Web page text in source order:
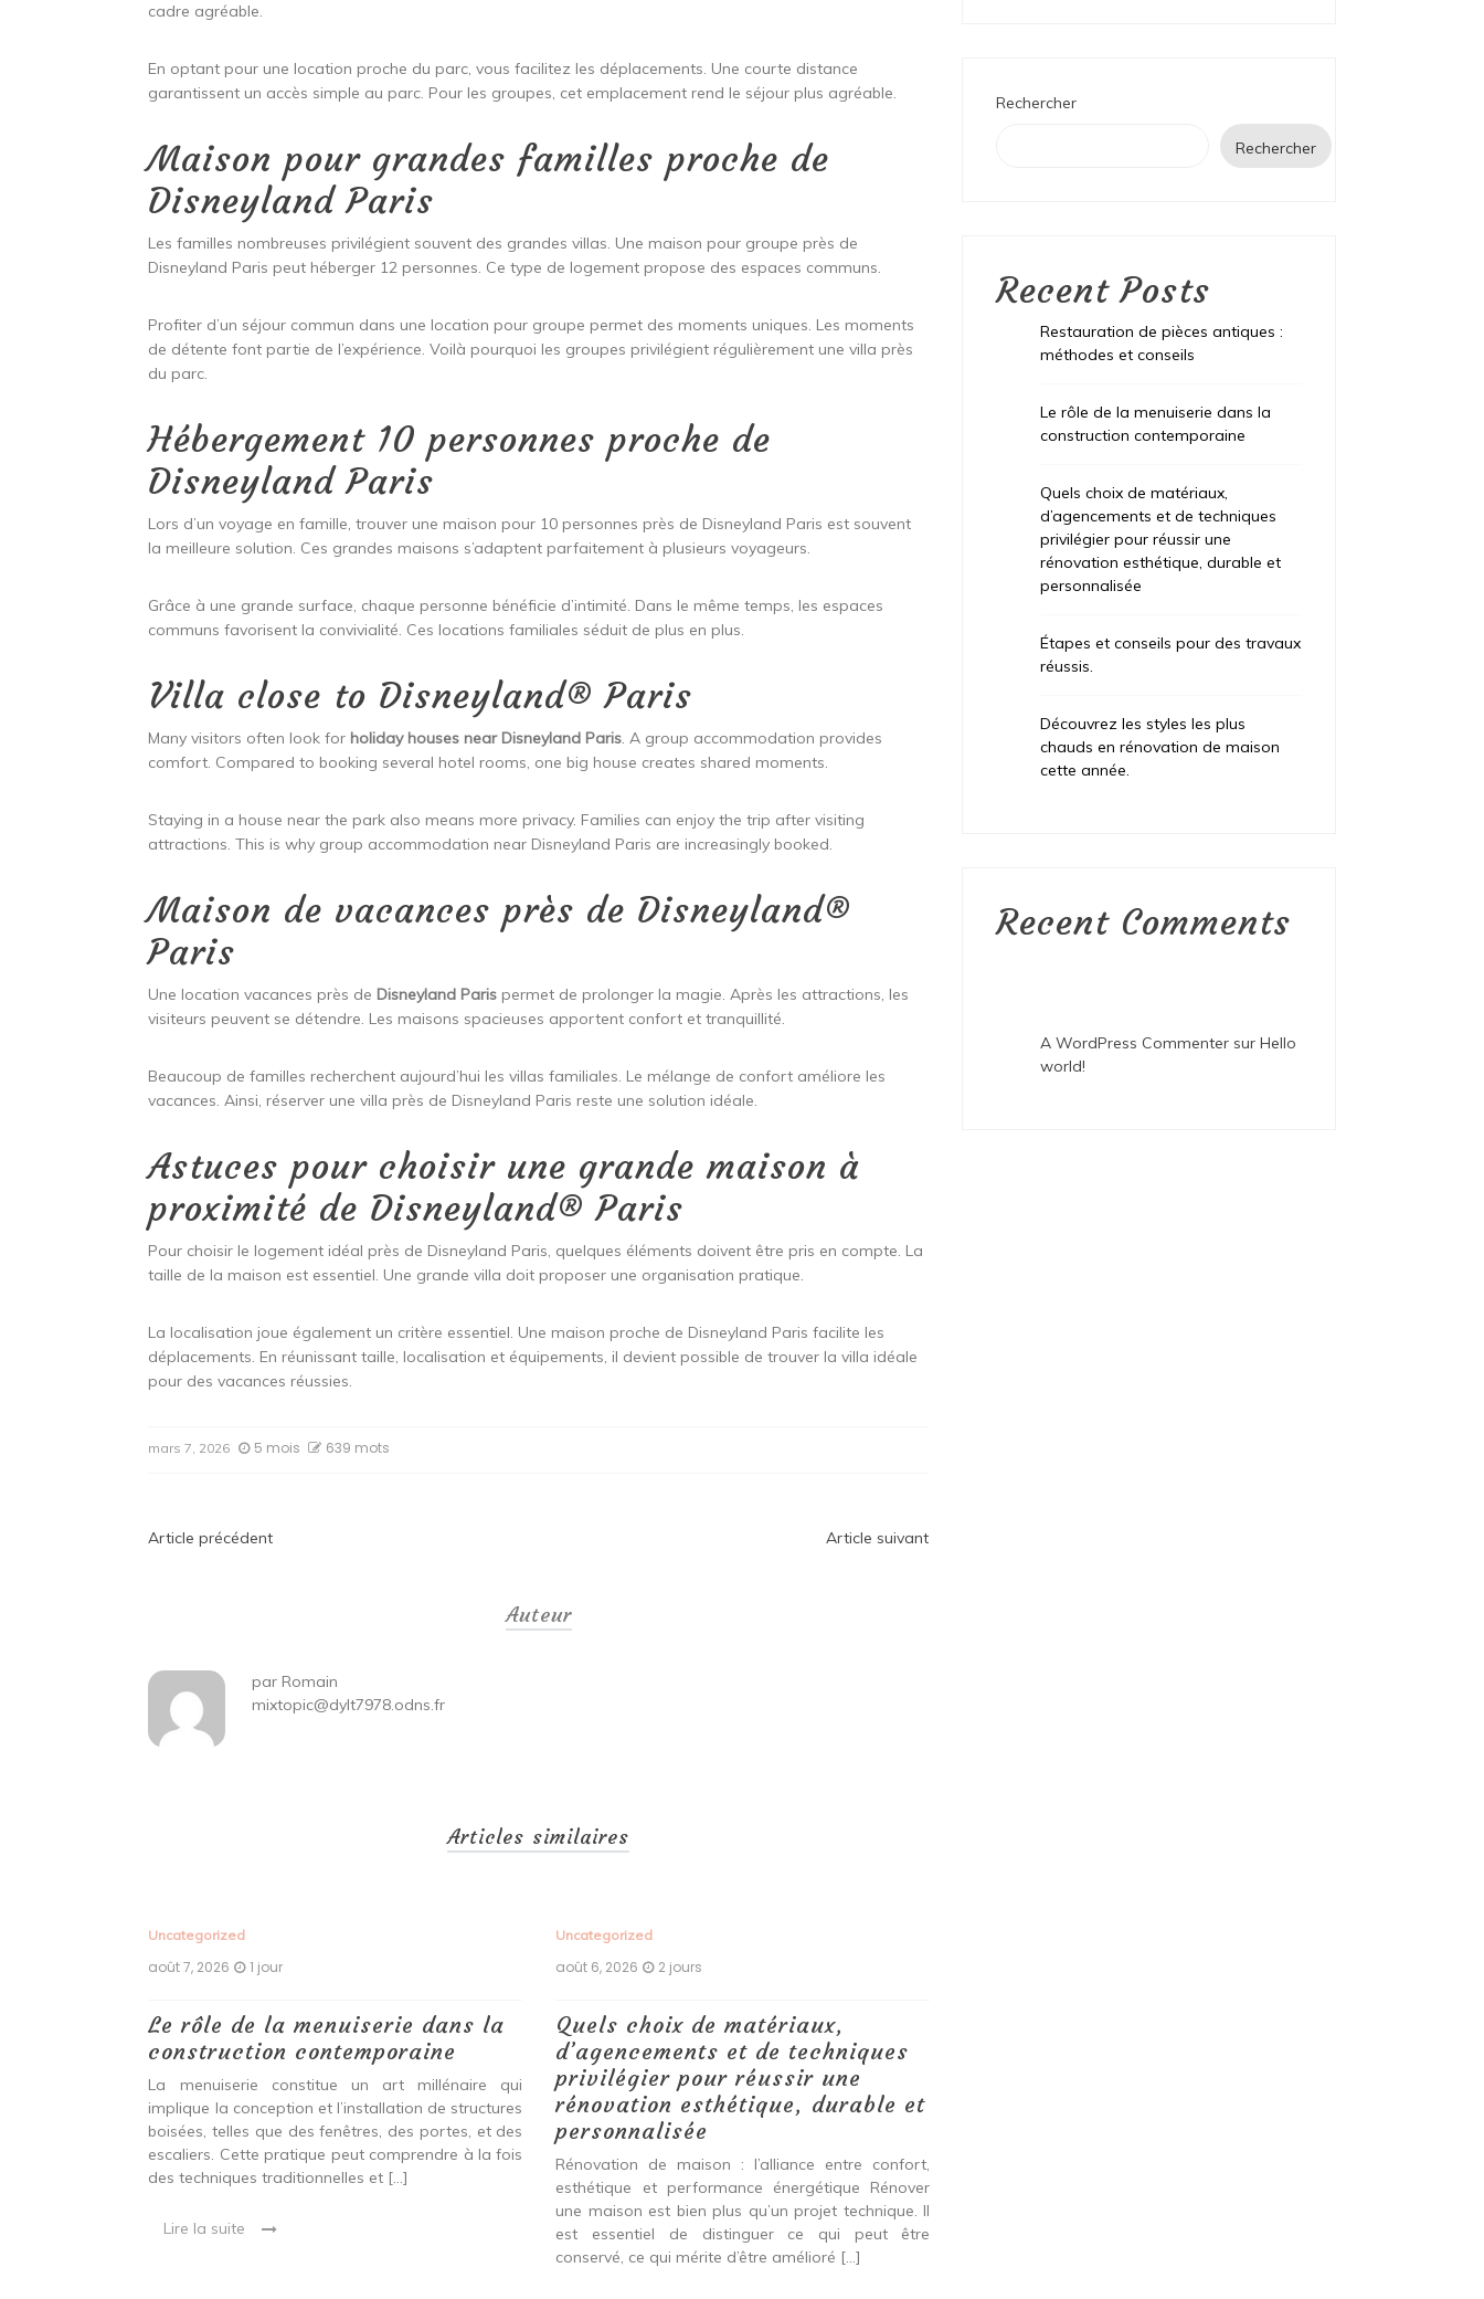
cadre agréable.
En optant pour une location proche du parc, vous facilitez les déplacements. Une courte distance
garantissent un accès simple au parc. Pour les groupes, cet emplacement rend le séjour plus agréable.
Maison pour grandes familles proche de
Disneyland Paris
Les familles nombreuses privilégient souvent des grandes villas. Une maison pour groupe près de
Disneyland Paris peut héberger 12 personnes. Ce type de logement propose des espaces communs.
Profiter d’un séjour commun dans une location pour groupe permet des moments uniques. Les moments
de détente font partie de l’expérience. Voilà pourquoi les groupes privilégient régulièrement une villa près
du parc.
Hébergement 10 personnes proche de
Disneyland Paris
Lors d’un voyage en famille, trouver une maison pour 10 personnes près de Disneyland Paris est souvent
la meilleure solution. Ces grandes maisons s’adaptent parfaitement à plusieurs voyageurs.
Grâce à une grande surface, chaque personne bénéficie d’intimité. Dans le même temps, les espaces
communs favorisent la convivialité. Ces locations familiales séduit de plus en plus.
Villa close to Disneyland® Paris
Many visitors often look for holiday houses near Disneyland Paris. A group accommodation provides
comfort. Compared to booking several hotel rooms, one big house creates shared moments.
Staying in a house near the park also means more privacy. Families can enjoy the trip after visiting
attractions. This is why group accommodation near Disneyland Paris are increasingly booked.
Maison de vacances près de Disneyland®
Paris
Une location vacances près de Disneyland Paris permet de prolonger la magie. Après les attractions, les
visiteurs peuvent se détendre. Les maisons spacieuses apportent confort et tranquillité.
Beaucoup de familles recherchent aujourd’hui les villas familiales. Le mélange de confort améliore les
vacances. Ainsi, réserver une villa près de Disneyland Paris reste une solution idéale.
Astuces pour choisir une grande maison à
proximité de Disneyland® Paris
Pour choisir le logement idéal près de Disneyland Paris, quelques éléments doivent être pris en compte. La
taille de la maison est essentiel. Une grande villa doit proposer une organisation pratique.
La localisation joue également un critère essentiel. Une maison proche de Disneyland Paris facilite les
déplacements. En réunissant taille, localisation et équipements, il devient possible de trouver la villa idéale
pour des vacances réussies.
mars 7, 2026 5 mois 639 mots
Navigation
Article précédent Article suivant
Auteur
par Romain
mixtopic@dylt7978.odns.fr
Articles similaires
Uncategorized
août 7, 2026 1 jour
Le rôle de la menuiserie dans la
construction contemporaine
La menuiserie constitue un art millénaire qui
implique la conception et l’installation de structures
boisées, telles que des fenêtres, des portes, et des
escaliers. Cette pratique peut comprendre à la fois
des techniques traditionnelles et […]
Lire la suite
Uncategorized
août 6, 2026 2 jours
Quels choix de matériaux,
d’agencements et de techniques
privilégier pour réussir une
rénovation esthétique, durable et
personnalisée
Rénovation de maison : l’alliance entre confort,
esthétique et performance énergétique Rénover
une maison est bien plus qu’un projet technique. Il
est essentiel de distinguer ce qui peut être
conservé, ce qui mérite d’être amélioré […]
Rechercher
Rechercher
Recent Posts
Restauration de pièces antiques :
méthodes et conseils
Le rôle de la menuiserie dans la
construction contemporaine
Quels choix de matériaux,
d’agencements et de techniques
privilégier pour réussir une
rénovation esthétique, durable et
personnalisée
Étapes et conseils pour des travaux
réussis.
Découvrez les styles les plus
chauds en rénovation de maison
cette année.
Recent Comments
A WordPress Commenter surHello
world!